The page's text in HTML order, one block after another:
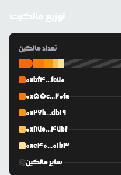
تعداد مالکین
0xbf4...fc70
0x55c...20fa
0x26b...db19
0x87e...47bf
0xe40...01b3
سایر مالکین